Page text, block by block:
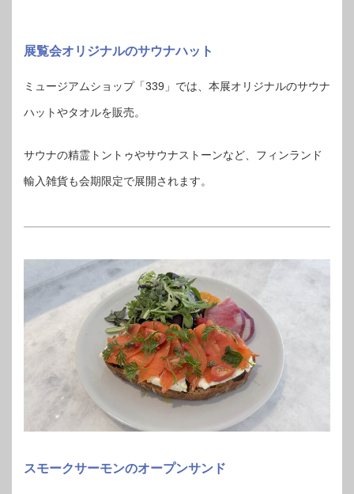
展覧会オリジナルのサウナハット
ミュージアムショップ「339」では、本展オリジナルのサウナ
ハットやタオルを販売。
サウナの精霊トントゥやサウナストーンなど、フィンランド
輸入雑貨も会期限定で展開されます。
スモークサーモンのオープンサンド